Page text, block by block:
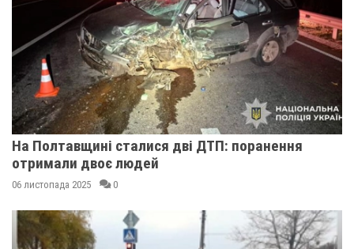
На Полтавщині сталися дві ДТП: поранення
отримали двоє людей
06 листопада 2025 0